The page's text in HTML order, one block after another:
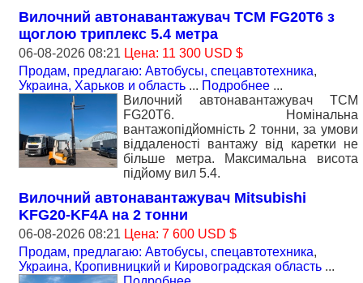
Вилочний автонавантажувач TCM FG20T6 з
щоглою триплекс 5.4 метра
06-08-2026 08:21 Цена: 11 300 USD $
Продам, предлагаю: Автобусы, спецавтотехника,
Украина, Харьков и область ... Подробнее ...
Вилочний автонавантажувач TCM
FG20T6. Номiнальна
вантажопідйомність 2 тонни, за умови
віддаленості вантажу від каретки не
більше метра. Максимальна висота
підйому вил 5.4.
Вилочний автонавантажувач Mitsubishi
KFG20-KF4A на 2 тонни
06-08-2026 08:21 Цена: 7 600 USD $
Продам, предлагаю: Автобусы, спецавтотехника,
Украина, Кропивницкий и Кировоградская область ...